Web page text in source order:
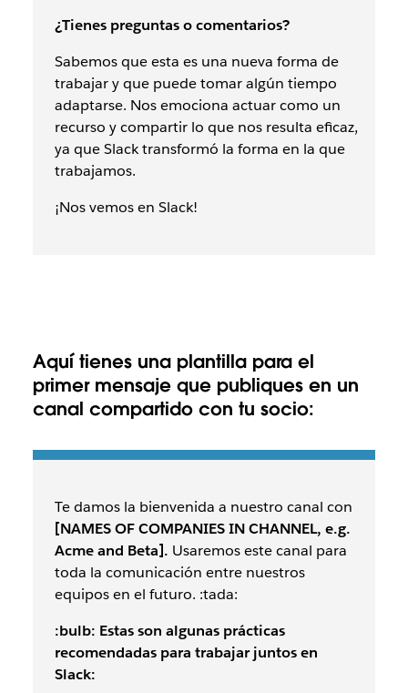
¿Tienes preguntas o comentarios?
Sabemos que esta es una nueva forma de
trabajar y que puede tomar algún tiempo
adaptarse. Nos emociona actuar como un
recurso y compartir lo que nos resulta eficaz,
ya que Slack transformó la forma en la que
trabajamos.
¡Nos vemos en Slack!
Aquí tienes una plantilla para el
primer mensaje que publiques en un
canal compartido con tu socio:
Te damos la bienvenida a nuestro canal con
[NAMES OF COMPANIES IN CHANNEL, e.g.
Acme and Beta]. Usaremos este canal para
toda la comunicación entre nuestros
equipos en el futuro. :tada:
:bulb: Estas son algunas prácticas
recomendadas para trabajar juntos en
Slack: